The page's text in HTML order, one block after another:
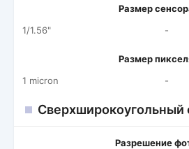
Размер
1/1.56"
-
Размер
1 micron
-
Сверхширокоугольный
Разрешение